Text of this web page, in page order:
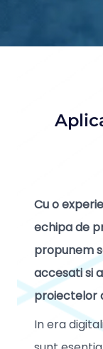
Cu o
echipa de
propunem
accesati si
proiectelor
In era